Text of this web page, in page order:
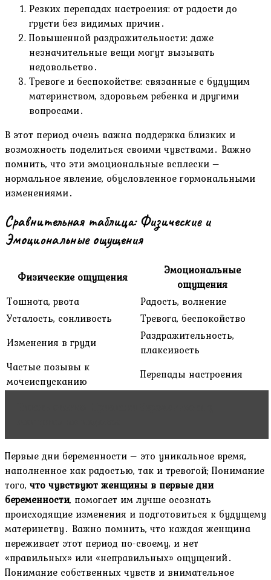
Резких перепадах настроения: от радости до
грусти без видимых причин․
Повышенной раздражительности: даже
незначительные вещи могут вызывать
недовольство․
Тревоге и беспокойстве: связанные с будущим
материнством, здоровьем ребенка и другими
вопросами․
В этот период очень важна поддержка близких и
возможность поделиться своими чувствами․ Важно
помнить, что эти эмоциональные всплески –
нормальное явление, обусловленное гормональными
изменениями․
Сравнительная таблица: Физические и
Эмоциональные ощущения
Физические ощущения
Эмоциональные
ощущения
Тошнота, рвота
Радость, волнение
Усталость, сонливость
Тревога, беспокойство
Изменения в груди
Раздражительность,
плаксивость
Частые позывы к
мочеиспусканию
Перепады настроения
Первые дни беременности – это уникальное время,
наполненное как радостью, так и тревогой; Понимание
того, что чувствуют женщины в первые дни
беременности, помогает им лучше осознать
происходящие изменения и подготовиться к будущему
материнству․ Важно помнить, что каждая женщина
переживает этот период по-своему, и нет
«правильных» или «неправильных» ощущений․
Понимание собственных чувств и внимательное